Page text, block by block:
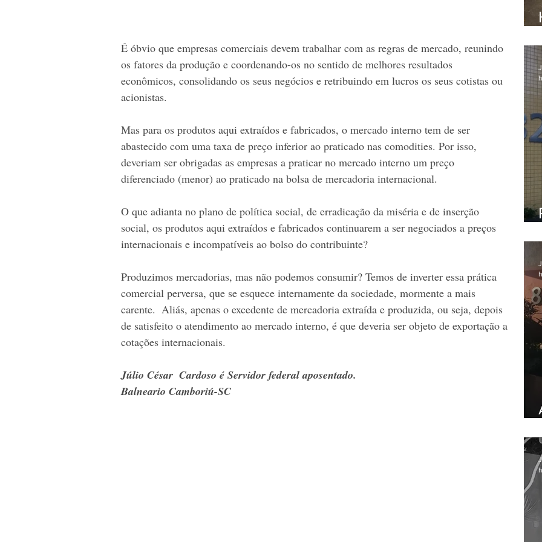
É óbvio que empresas comerciais devem trabalhar com as regras de mercado, reunindo
os fatores da produção e coordenando-os no sentido de melhores resultados
econômicos, consolidando os seus negócios e retribuindo em lucros os seus cotistas ou
acionistas.
Mas para os produtos aqui extraídos e fabricados, o mercado interno tem de ser
abastecido com uma taxa de preço inferior ao praticado nas comodities. Por isso,
deveriam ser obrigadas as empresas a praticar no mercado interno um preço
diferenciado (menor) ao praticado na bolsa de mercadoria internacional.
O que adianta no plano de política social, de erradicação da miséria e de inserção
social, os produtos aqui extraídos e fabricados continuarem a ser negociados a preços
internacionais e incompatíveis ao bolso do contribuinte?
Produzimos mercadorias, mas não podemos consumir? Temos de inverter essa prática
comercial perversa, que se esquece internamente da sociedade, mormente a mais
carente.  Aliás, apenas o excedente de mercadoria extraída e produzida, ou seja, depois
de satisfeito o atendimento ao mercado interno, é que deveria ser objeto de exportação a
cotações internacionais.
Júlio César  Cardoso é Servidor federal aposentado.
Balneario Camboriú-SC